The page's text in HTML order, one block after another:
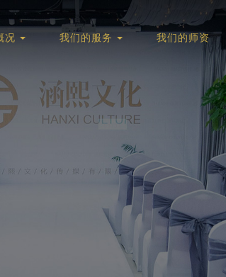
况 我们的服务 我们的师资